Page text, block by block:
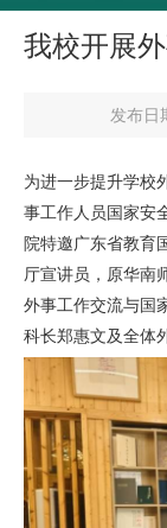
我校开展
发布日
为进一步提升学校
事工作人员国家安
院特邀广东省教育
厅宣讲员，原华南
外事工作交流与国
科长郑惠文及全体